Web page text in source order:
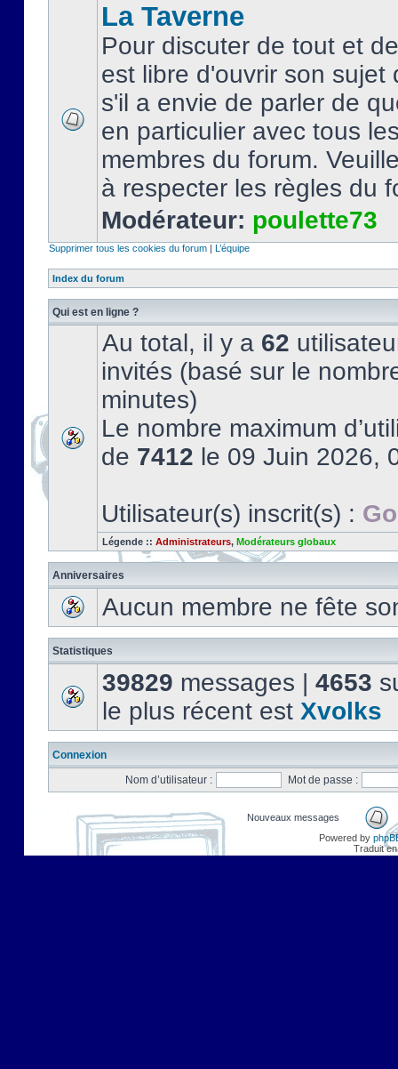
La Taverne
Pour discuter de tout et
est libre d'ouvrir son sujet
s'il a envie de parler de
en particulier avec tous
membres du forum.
à respecter les règles du
Modérateur: poulette73
Supprimer tous les cookies du forum | L’équipe
Index du forum
Qui est en ligne ?
Au total, il y a 62
invités (basé sur le
minutes)
Le nombre maximum
de 7412 le 09 Juin 2026,
Utilisateur(s) inscrit(s) :
Légende :: Administrateurs, Modérateurs globaux
Anniversaires
Aucun membre ne fête
Statistiques
39829 messages | 4653
le plus récent est Xvolks
Connexion
Nom d’utilisateur :
Mot de passe :
Nouveaux messages
Powered by
Traduit